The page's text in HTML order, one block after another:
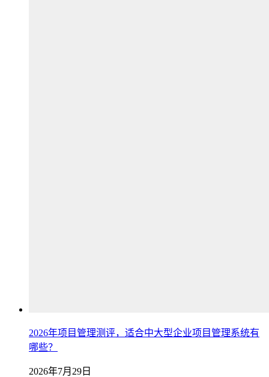
2026年项目管理测评，适合中大型企业项目管理系统有
哪些？
2026年7月29日